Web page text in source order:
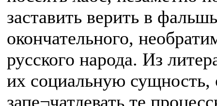
заставить верить в
окончательного,
русского народа. Из
их социальную сущность,
запе¬чатлевать те